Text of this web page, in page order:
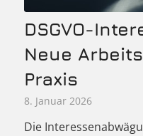
DSGVO-
Neue
Praxis
8. Januar 2026
Die